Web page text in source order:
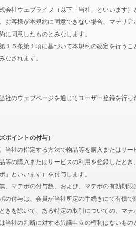
会社ウェブライフ（以下「当社」といいます
お客様が本規約に同意できない場合、マテリ
に同意したものとみなします。
１５条第１項に基づいて本規約の改定を行う
なされます。
社のウェブページを通じてユーザー登録を行
ポイントの付与）
当社の指定する方法で物品等を購入またはサ
等の購入またはサービスの利用を登録したと
」といいます）を付与します。
マテポの付与数、および、マテポの有効期限
の付与は、会員が当社所定の手続きにて有償
きを除いて、ある特定の取引についての、マ
当社の判断に対する異議申立の権利はないもの